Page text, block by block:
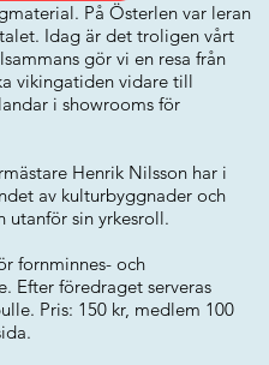
På Österlen var leran
Idag är det troligen vårt
gör vi en resa från
vikingatiden vidare till
i showrooms för
Henrik Nilsson har i
av kulturbyggnader och
sin yrkesroll.
fornminnes- och
Efter föredraget serveras
Pris: 150 kr, medlem 100